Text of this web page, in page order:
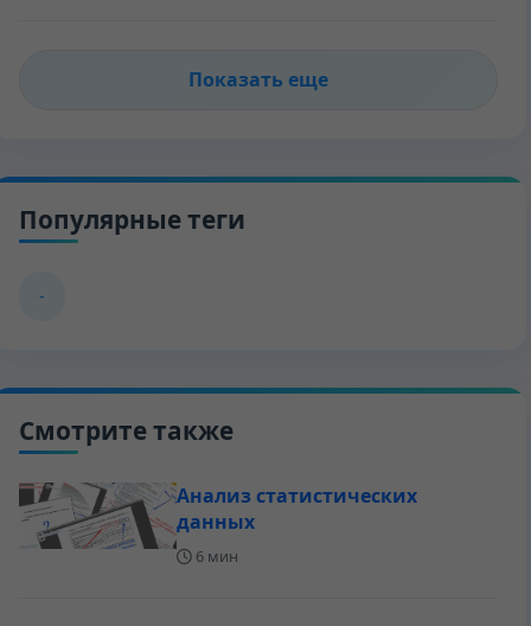
Показать еще
Популярные теги
-
Смотрите также
Анализ статистических
данных
6 мин